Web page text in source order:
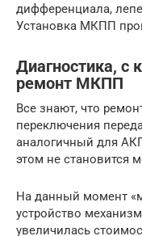
дифференциала,
Установка МКПП
Диагностика, с
ремонт МКПП
Все знают, что
переключения
аналогичный для
этом не становится
На данный момент
устройство
увеличилась